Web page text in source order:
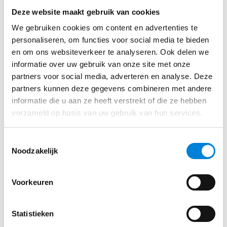
Deze website maakt gebruik van cookies
We gebruiken cookies om content en advertenties te
personaliseren, om functies voor social media te bieden
en om ons websiteverkeer te analyseren. Ook delen we
informatie over uw gebruik van onze site met onze
partners voor social media, adverteren en analyse. Deze
partners kunnen deze gegevens combineren met andere
informatie die u aan ze heeft verstrekt of die ze hebben
verzameld op basis van uw gebruik van hun services.
Noodzakelijk
Voorkeuren
Statistieken
Je hebt een technische mbo- of hbo-opleiding
afgerond (bijvoorbeeld werktuigbouwkunde of
civiele techniek)
Als verbinder ben jij in staat jouw team
doelgericht te coachen, aan te sturen en te
stimuleren.
Jouw verantwoordelijkheidsgevoel stelt hoge
eisen aan je werk. Je bent proactief, behoudt
snel schakelen en prioriteren.
voldoening uit het contact met de verschillende
stakeholders, zowel opdrachtgevers als binnen
Solliciteren